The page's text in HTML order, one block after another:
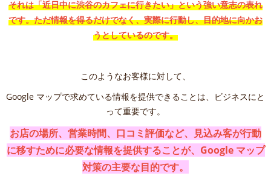
それは「近日中に渋谷のカフェに行きたい」という強い意志の表れ
です。ただ情報を得るだけでなく、実際に行動し、目的地に向かお
うとしているのです。
このようなお客様に対して、
Google マップで求めている情報を提供できることは、ビジネスにと
って重要です。
お店の場所、営業時間、口コミ評価など、見込み客が行動
に移すために必要な情報を提供することが、Google マップ
対策の主要な目的です。